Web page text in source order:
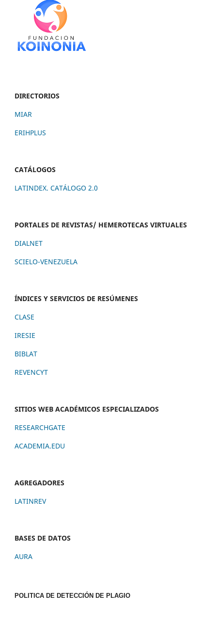
DIRECTORIOS
MIAR
ERIHPLUS
CATÁLOGOS
LATINDEX. CATÁLOGO 2.0
PORTALES DE REVISTAS/ HEMEROTECAS VIRTUALES
DIALNET
SCIELO-VENEZUELA
ÍNDICES Y SERVICIOS DE RESÚMENES
CLASE
IRESIE
BIBLAT
REVENCYT
SITIOS WEB ACADÉMICOS ESPECIALIZADOS
RESEARCHGATE
ACADEMIA.EDU
AGREGADORES
LATINREV
BASES DE DATOS
AURA
POLITICA DE DETECCIÓN DE PLAGIO